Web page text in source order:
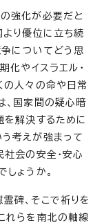
強化が必要だと
より優位に立ち続
についてどう思
化やイスラエル・
の人々の命や日常
、国家間の疑心暗
を解決するために
考えが強まって
社会の安全・安心
ょうか。
碑、そこで祈りを
れらを南北の軸線